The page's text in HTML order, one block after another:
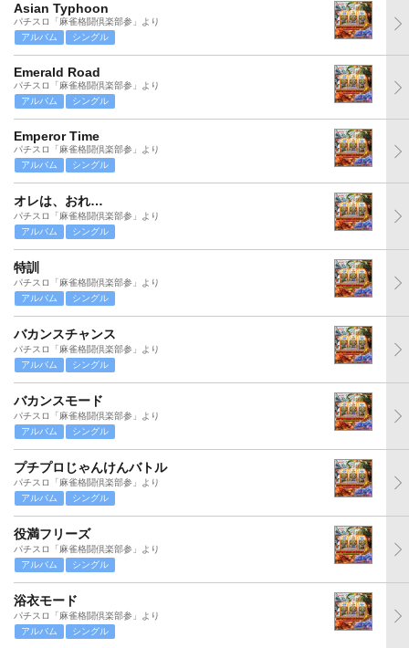
Asian Typhoon
パチスロ「麻雀格闘倶楽部参」より
アルバム
シングル
Emerald Road
パチスロ「麻雀格闘倶楽部参」より
アルバム
シングル
Emperor Time
パチスロ「麻雀格闘倶楽部参」より
アルバム
シングル
オレは、おれ…
パチスロ「麻雀格闘倶楽部参」より
アルバム
シングル
特訓
パチスロ「麻雀格闘倶楽部参」より
アルバム
シングル
バカンスチャンス
パチスロ「麻雀格闘倶楽部参」より
アルバム
シングル
バカンスモード
パチスロ「麻雀格闘倶楽部参」より
アルバム
シングル
プチプロじゃんけんバトル
パチスロ「麻雀格闘倶楽部参」より
アルバム
シングル
役満フリーズ
パチスロ「麻雀格闘倶楽部参」より
アルバム
シングル
浴衣モード
パチスロ「麻雀格闘倶楽部参」より
アルバム
シングル